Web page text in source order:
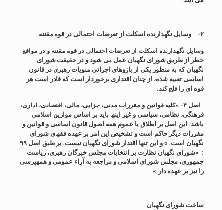
۲- وسایل نگهدارنده اسکلت از تعرضات احتمالی در قوه مقننه
وسایل نگهدارنده اسکلت از تعرضات احتمالی در قوه مقننه و در مواقع
خطر از طریق شورای نگهبان عمل می شود و در حقیقت شورای
نگهبان که به منظور یکی از بازوهای اجرائی منویات رهبری در قانون
اساسی تعبیه شده، از چنان اقتداری برخوردار است که قادر است هر
قوه ای را فلج کند.
اصل ۴- «کلیه قوانین و مقررات مدنی، جزایی، مالی، اقتصادی، اداری،
فرهنگی، نظامی، سیاسی و غیر اینها باید بر اساس موازین اسلامی
باشد. این اصل بر اطلاق یا عموم همه اصول قانون اساسی و قوانین و
مقررات دیگر حاکم است و تشخیص این امر بر عهده فقهای شورای
نگهبان است.
» و این تنها اقتدار شورای نگهبان نیست. بر طبق اصل ۹۹
: «شورای نگهبان نظارت بر انتخابات مجلس خبرگان رهبری، ریاست
جمهوری، مجلس شورای اسلامی و مراجعه به آراء عمومی و همه‏پرسی
را نیز بر عهده دار .»
ساخت شورای نگهبان